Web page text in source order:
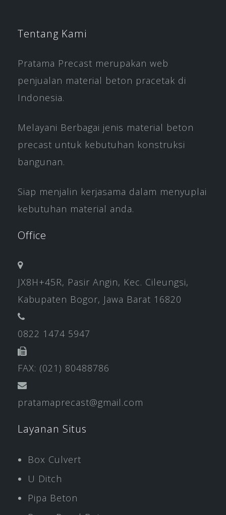
Tentang Kami
Pratama Precast merupakan web
penjualan material beton pracetak di
Indonesia.
Melayani Berbagai jenis material beton
precast untuk kebutuhan konstruksi
bangunan.
Siap menjalin kerjasama dalam menyuplai
kebutuhan material anda.
Office
JX8H+45R, Pasir Angin, Kec. Cileungsi,
Kabupaten Bogor, Jawa Barat 16820
0822 1474 5947
FAX: (021) 80488786
pratamaprecast@gmail.com
Layanan Situs
Box Culvert
U Ditch
Pipa Beton